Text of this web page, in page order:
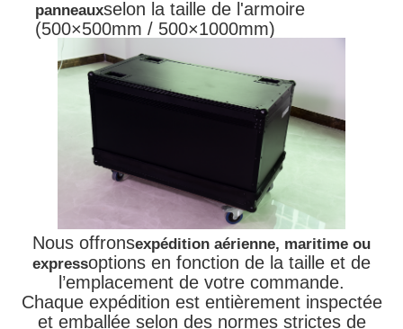
panneauxselon la taille de l'armoire
(500×500mm / 500×1000mm)
Nous offronsexpédition aérienne, maritime ou
expressoptions en fonction de la taille et de
l’emplacement de votre commande.
Chaque expédition est entièrement inspectée
et emballée selon des normes strictes de